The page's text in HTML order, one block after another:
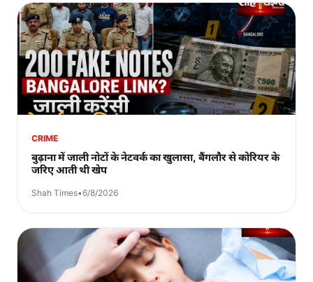
CRIME
बुढ़ाना में जाली नोटों के नेटवर्क का खुलासा, बैंगलौर से कोरियर के
जरिए आती थी खेप
Shah Times•6/8/2026